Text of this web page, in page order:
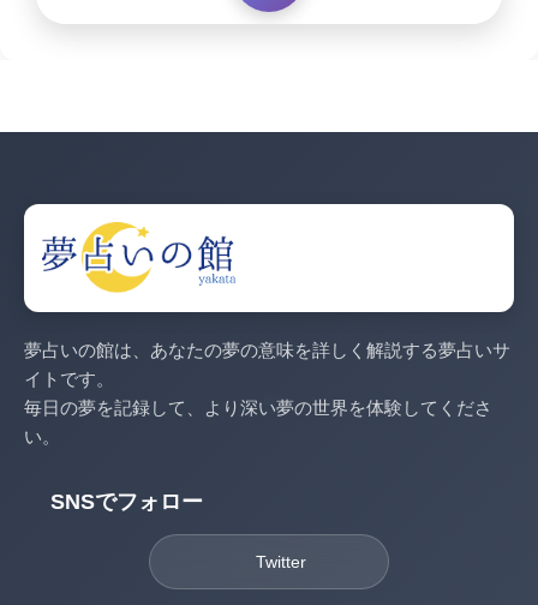
夢占いの館は、あなたの夢の意味を詳しく解説する夢占いサ
イトです。
毎日の夢を記録して、より深い夢の世界を体験してくださ
い。
SNSでフォロー
Twitter